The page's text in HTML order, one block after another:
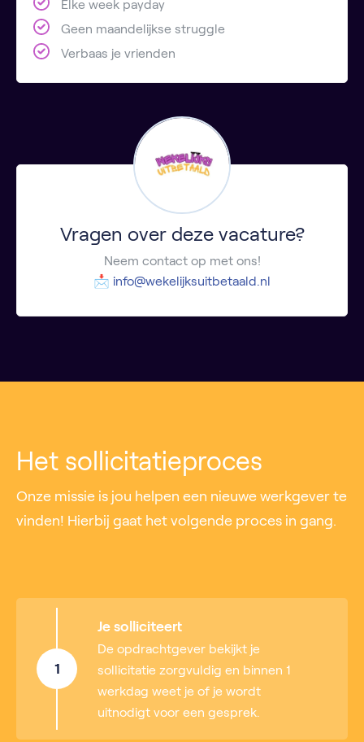
Elke week payday
Geen maandelijkse struggle
Verbaas je vrienden
Vragen over deze vacature?
Neem contact op met ons!
📩 info@wekelijksuitbetaald.nl
Het sollicitatieproces
Onze missie is jou helpen een nieuwe werkgever te
vinden! Hierbij gaat het volgende proces in gang.
1
Je solliciteert
De opdrachtgever bekijkt je
sollicitatie zorgvuldig en binnen 1
werkdag weet je of je wordt
uitnodigt voor een gesprek.